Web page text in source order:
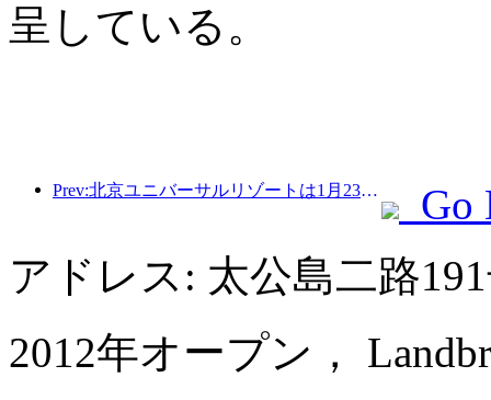
呈している。
Prev:北京ユニバーサルリゾートは1月23日から40日間にわたってユニバーサル旧正月イベントを開催する。
Go
アドレス: 太公島二路
2012年オープン，